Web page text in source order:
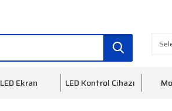
LED Ekran LED Kontrol Cihazı